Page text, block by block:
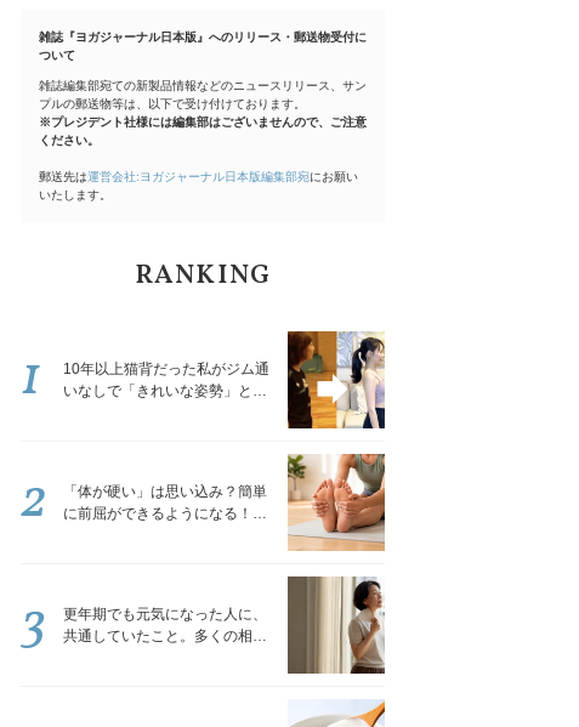
雑誌『ヨガジャーナル日本版』へのリリース・郵送物受付に
ついて
雑誌編集部宛ての新製品情報などのニュースリリース、サン
プルの郵送物等は、以下で受け付けております。
※プレジデント社様には編集部はございませんので、ご注意
ください。
郵送先は運営会社:ヨガジャーナル日本版編集部宛にお願い
いたします。
RANKING
10年以上猫背だった私がジム通
いなしで「きれいな姿勢」と褒
1
「体が硬い」は思い込み？簡単
に前屈ができるようになる！腿
2
更年期でも元気になった人に、
共通していたこと。多くの相談
3